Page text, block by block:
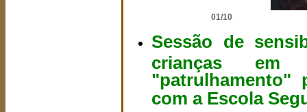
02/10
Sessão de
crianças
"patrulhamento"
com a Escola